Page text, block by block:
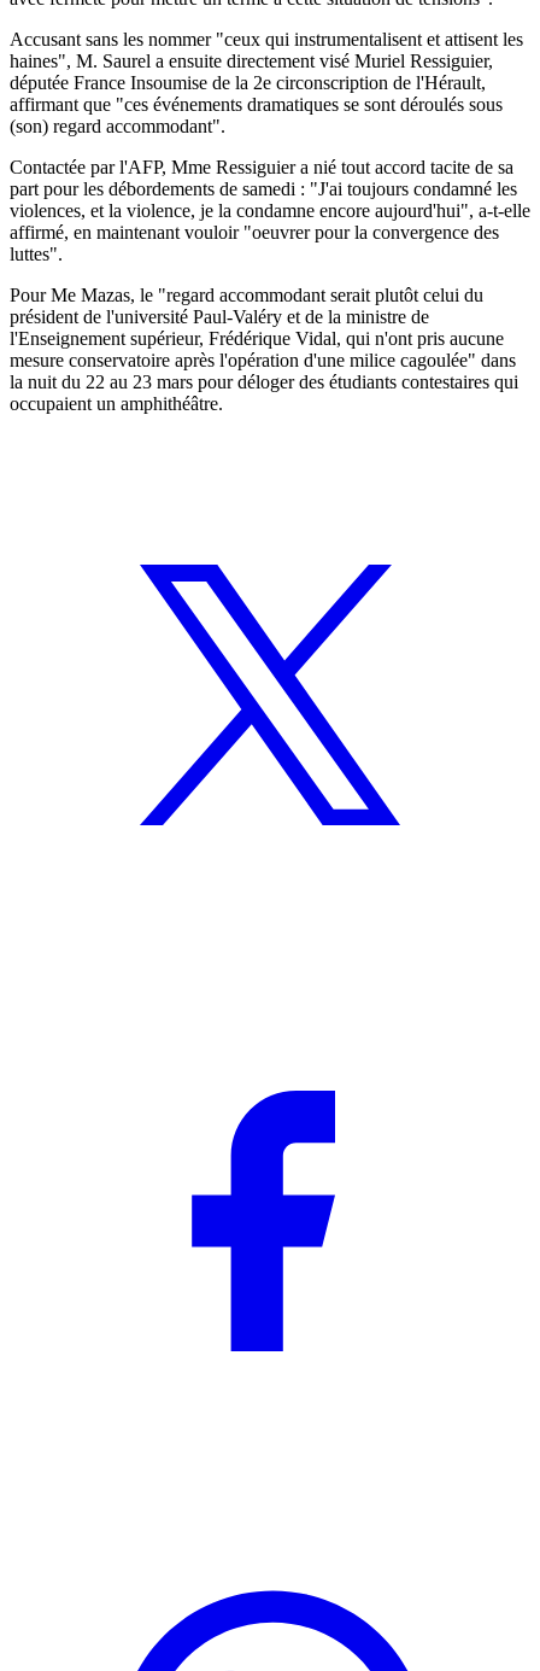
Accusant sans les nommer "ceux qui instrumentalisent et attisent les
haines", M. Saurel a ensuite directement visé Muriel Ressiguier,
députée France Insoumise de la 2e circonscription de l'Hérault,
affirmant que "ces événements dramatiques se sont déroulés sous
(son) regard accommodant".
Contactée par l'AFP, Mme Ressiguier a nié tout accord tacite de sa
part pour les débordements de samedi : "J'ai toujours condamné les
violences, et la violence, je la condamne encore aujourd'hui", a-t-elle
affirmé, en maintenant vouloir "oeuvrer pour la convergence des
luttes".
Pour Me Mazas, le "regard accommodant serait plutôt celui du
président de l'université Paul-Valéry et de la ministre de
l'Enseignement supérieur, Frédérique Vidal, qui n'ont pris aucune
mesure conservatoire après l'opération d'une milice cagoulée" dans
la nuit du 22 au 23 mars pour déloger des étudiants contestaires qui
occupaient un amphithéâtre.